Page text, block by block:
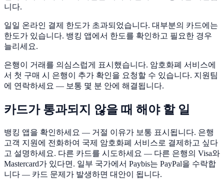
니다.
일일 온라인 결제 한도가 초과되었습니다. 대부분의 카드에는
한도가 있습니다. 뱅킹 앱에서 한도를 확인하고 필요한 경우
늘리세요.
은행이 거래를 의심스럽게 표시했습니다. 암호화폐 서비스에
서 첫 구매 시 은행이 추가 확인을 요청할 수 있습니다. 지원팀
에 연락하세요 — 보통 몇 분 안에 해결됩니다.
카드가 통과되지 않을 때 해야 할 일
뱅킹 앱을 확인하세요 — 거절 이유가 보통 표시됩니다. 은행
고객 지원에 전화하여 국제 암호화폐 서비스로 결제하고 싶다
고 설명하세요. 다른 카드를 시도하세요 — 다른 은행의 Visa와
Mastercard가 있다면. 일부 국가에서 Paybis는 PayPal을 수락합
니다 — 카드 문제가 발생하면 대안이 됩니다.